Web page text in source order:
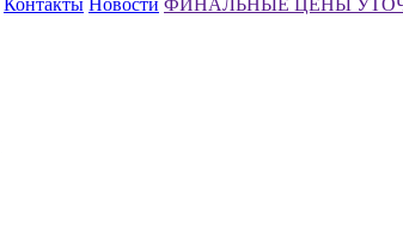
Контакты Новости ФИНАЛЬНЫЕ ЦЕНЫ